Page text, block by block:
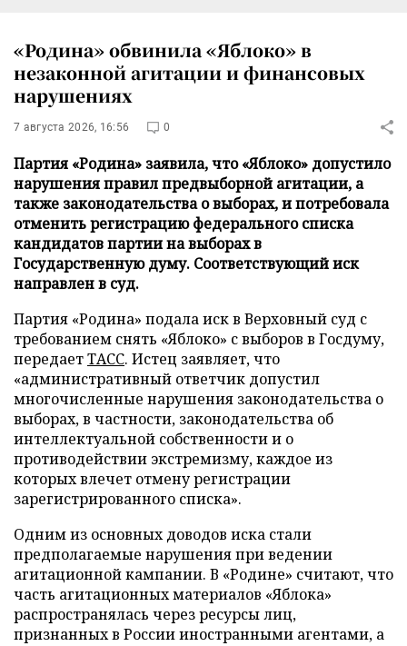
«Родина» обвинила «Яблоко» в
незаконной агитации и финансовых
нарушениях
7 августа 2026, 16:56 0
Партия «Родина» заявила, что «Яблоко» допустило
нарушения правил предвыборной агитации, а
также законодательства о выборах, и потребовала
отменить регистрацию федерального списка
кандидатов партии на выборах в
Государственную думу. Соответствующий иск
направлен в суд.
Партия «Родина» подала иск в Верховный суд с
требованием снять «Яблоко» с выборов в Госдуму,
передаетТАСС. Истец заявляет, что
«административный ответчик допустил
многочисленные нарушения законодательства о
выборах, в частности, законодательства об
интеллектуальной собственности и о
противодействии экстремизму, каждое из
которых влечет отмену регистрации
зарегистрированного списка».
Одним из основных доводов иска стали
предполагаемые нарушения при ведении
агитационной кампании. В «Родине» считают, что
часть агитационных материалов «Яблока»
распространялась через ресурсы лиц,
признанных в России иностранными агентами, а